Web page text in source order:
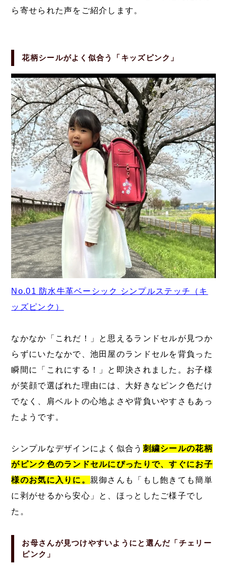
ら寄せられた声をご紹介します。
花柄シールがよく似合う「キッズピンク」
No.01 防水牛革ベーシック シンプルステッチ（キ
ッズピンク）
なかなか「これだ！」と思えるランドセルが見つか
らずにいたなかで、池田屋のランドセルを背負った
瞬間に「これにする！」と即決されました。お子様
が笑顔で選ばれた理由には、大好きなピンク色だけ
でなく、肩ベルトの心地よさや背負いやすさもあっ
たようです。
シンプルなデザインによく似合う 刺繍シールの花柄
がピンク色のランドセルにぴったりで、すぐにお子
様のお気に入りに。 親御さんも「もし飽きても簡単
に剥がせるから安心」と、ほっとしたご様子でし
た。
お母さんが見つけやすいようにと選んだ「チェリー
ピンク」